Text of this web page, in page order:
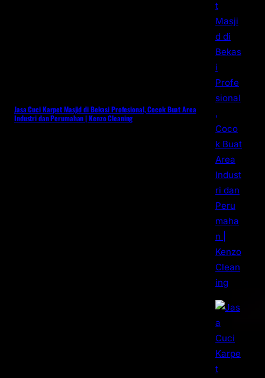
Jasa Cuci Karpet Masjid di Bekasi Profesional, Cocok Buat Area
Industri dan Perumahan | Kenzo Cleaning